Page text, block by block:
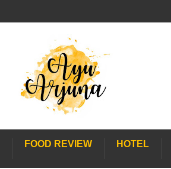
FOOD REVIEW HOTEL